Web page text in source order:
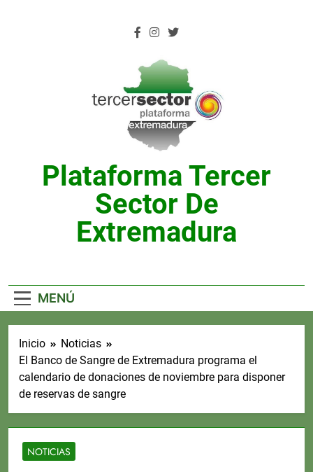
Plataforma Tercer
Sector De
Extremadura
MENÚ
Inicio
Noticias
El Banco de Sangre de Extremadura programa el
calendario de donaciones de noviembre para disponer
de reservas de sangre
NOTICIAS